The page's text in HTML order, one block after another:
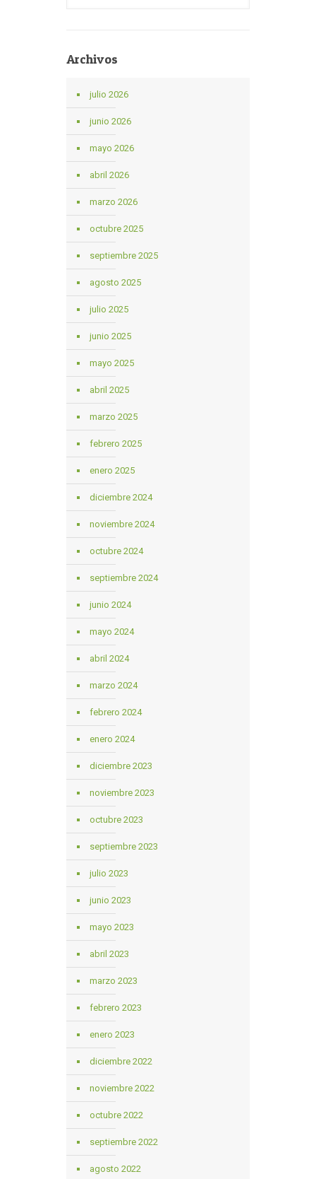
Archivos
julio 2026
junio 2026
mayo 2026
abril 2026
marzo 2026
octubre 2025
septiembre 2025
agosto 2025
julio 2025
junio 2025
mayo 2025
abril 2025
marzo 2025
febrero 2025
enero 2025
diciembre 2024
noviembre 2024
octubre 2024
septiembre 2024
junio 2024
mayo 2024
abril 2024
marzo 2024
febrero 2024
enero 2024
diciembre 2023
noviembre 2023
octubre 2023
septiembre 2023
julio 2023
junio 2023
mayo 2023
abril 2023
marzo 2023
febrero 2023
enero 2023
diciembre 2022
noviembre 2022
octubre 2022
septiembre 2022
agosto 2022